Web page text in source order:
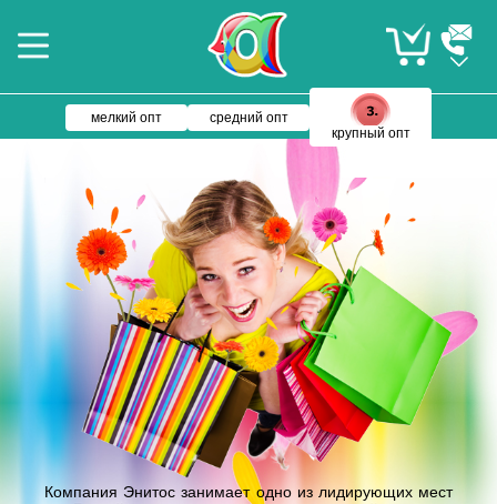
мелкий опт
средний опт
крупный опт
Компания Энитос занимает одно из лидирующих мест